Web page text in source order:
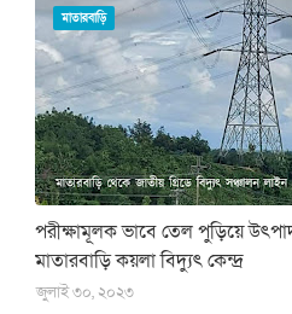
মাতারবাড়ি
পরীক্ষামূলক ভাবে তেল পুড়িয়ে
মাতারবাড়ি কয়লা বিদ্যুৎ কেন্দ্র
জুলাই ৩০, ২০২৩